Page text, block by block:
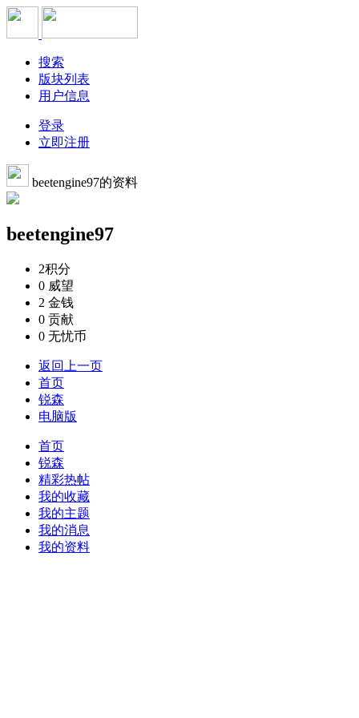
搜索
版块列表
用户信息
登录
立即注册
beetengine97的资料
beetengine97
2积分
0 威望
2 金钱
0 贡献
0 无忧币
返回上一页
首页
锐森
电脑版
首页
锐森
精彩热帖
我的收藏
我的主题
我的消息
我的资料